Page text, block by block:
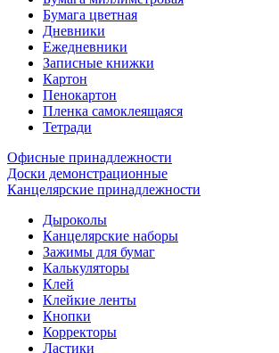
Бумага цветная
Дневники
Ежедневники
Записные книжки
Картон
Пенокартон
Пленка самоклеящаяся
Тетради
Офисные принадлежности
Доски демонстрационные
Канцелярские принадлежности
Дыроколы
Канцелярские наборы
Зажимы для бумаг
Калькуляторы
Клей
Клейкие ленты
Кнопки
Корректоры
Ластики